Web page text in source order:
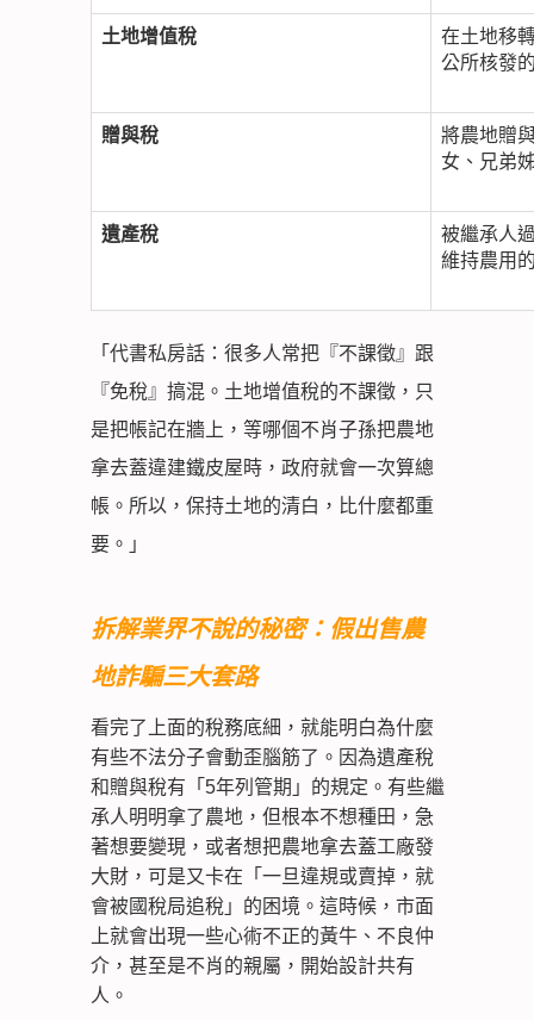
土地增值稅
在土地移
公所核發
贈與稅
將農地贈
女、兄弟
遺產稅
被繼承人
維持農用
「代書私房話：很多人常把『不課徵』跟
『免稅』搞混。土地增值稅的不課徵，只
是把帳記在牆上，等哪個不肖子孫把農地
拿去蓋違建鐵皮屋時，政府就會一次算總
帳。所以，保持土地的清白，比什麼都重
要。」
拆解業界不說的秘密：假出售農
地詐騙三大套路
看完了上面的稅務底細，就能明白為什麼
有些不法分子會動歪腦筋了。因為遺產稅
和贈與稅有「5年列管期」的規定。有些繼
承人明明拿了農地，但根本不想種田，急
著想要變現，或者想把農地拿去蓋工廠發
大財，可是又卡在「一旦違規或賣掉，就
會被國稅局追稅」的困境。這時候，市面
上就會出現一些心術不正的黃牛、不良仲
介，甚至是不肖的親屬，開始設計共有
人。